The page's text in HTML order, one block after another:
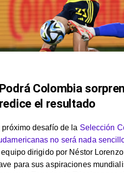
Colombia
el resultado
próximo desafío de la Selección
no será nada
dirigido por Néstor
para sus aspiraciones